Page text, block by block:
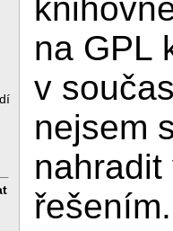
na GPL
v
nejsem
řešením.